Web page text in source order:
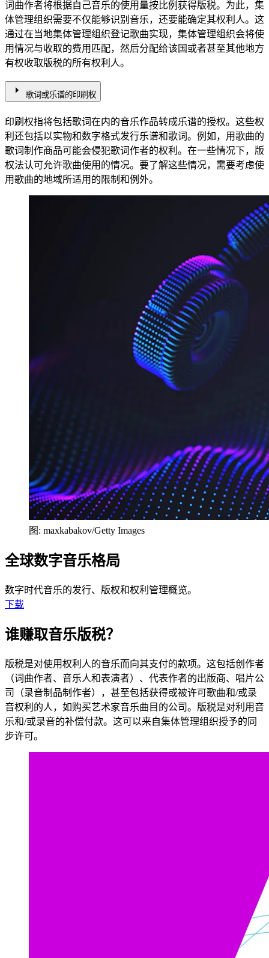
词曲作者将根据自己音乐的使用量按比例获得版税。为此，集
体管理组织需要不仅能够识别音乐，还要能确定其权利人。这
通过在当地集体管理组织登记歌曲实现，集体管理组织会将使
用情况与收取的费用匹配，然后分配给该国或者甚至其他地方
有权收取版税的所有权利人。
arrow_right 歌词或乐谱的印刷权
印刷权指将包括歌词在内的音乐作品转成乐谱的授权。这些权
利还包括以实物和数字格式发行乐谱和歌词。例如，用歌曲的
歌词制作商品可能会侵犯歌词作者的权利。在一些情况下，版
权法认可允许歌曲使用的情况。要了解这些情况，需要考虑使
用歌曲的地域所适用的限制和例外。
图: maxkabakov/Getty Images
全球数字音乐格局
数字时代音乐的发行、版权和权利管理概览。
下载
谁赚取音乐版税？
版税是对使用权利人的音乐而向其支付的款项。这包括创作者
（词曲作者、音乐人和表演者）、代表作者的出版商、唱片公
司（录音制品制作者），甚至包括获得或被许可歌曲和/或录
音权利的人，如购买艺术家音乐曲目的公司。版税是对利用音
乐和/或录音的补偿付款。这可以来自集体管理组织授予的同
步许可。